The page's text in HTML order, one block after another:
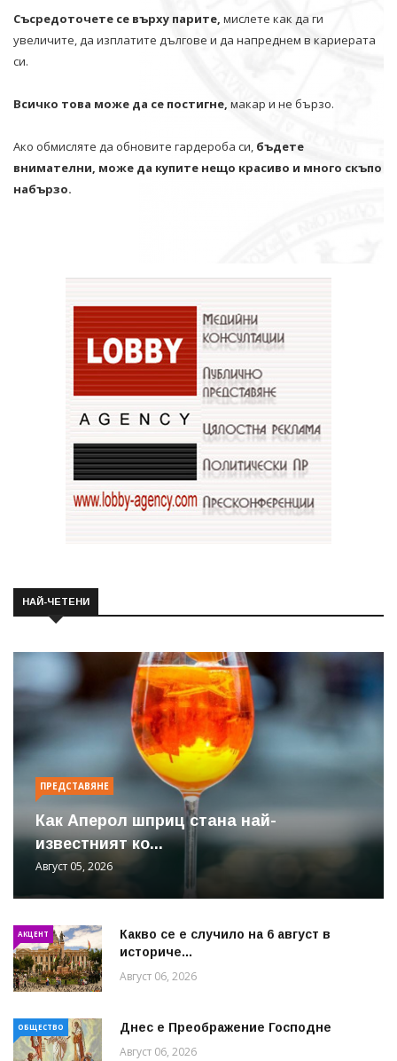
Съсредоточете се върху парите, мислете как да ги
увеличите, да изплатите дългове и да напреднем в кариерата
си.
Всичко това може да се постигне, макар и не бързо.
Ако обмисляте да обновите гардероба си, бъдете
внимателни, може да купите нещо красиво и много скъпо
набързо.
НАЙ-ЧЕТЕНИ
ПРЕДСТАВЯНЕ
Как Аперол шприц стана най-
известният ко...
Август 05, 2026
АКЦЕНТ
Какво се е случило на 6 август в
историче...
Август 06, 2026
ОБЩЕСТВО Днес е Преображение Господне
Август 06, 2026